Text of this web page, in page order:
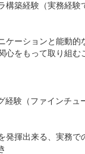
構築経験（実務経
ケーションと能動
心をもって取り組
経験（ファインチュ
発揮出来る、実務で